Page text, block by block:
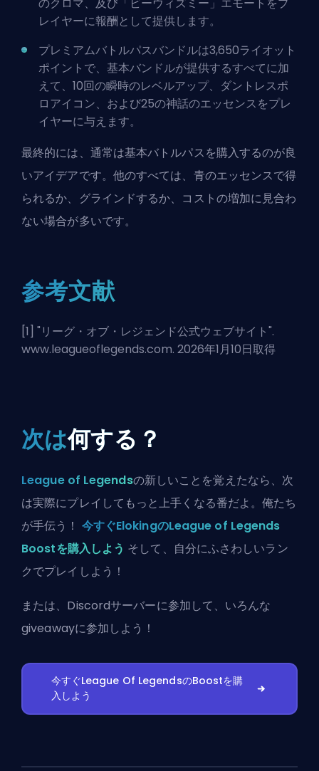
レイヤーに報酬として提供します。
プレミアムバトルパスバンドルは3,650ライオット
ポイントで、基本バンドルが提供するすべてに加
えて、10回の瞬時のレベルアップ、ダントレスポ
ロアイコン、および25の神話のエッセンスをプレ
イヤーに与えます。
最終的には、通常は基本バトルパスを購入するのが良
いアイデアです。他のすべては、青のエッセンスで得
られるか、グラインドするか、コストの増加に見合わ
ない場合が多いです。
参考文献
[1] "リーグ・オブ・レジェンド公式ウェブサイト".
www.leagueoflegends.com. 2026年1月10日取得
次は何する？
League of Legendsの新しいことを覚えたなら、次
は実際にプレイしてもっと上手くなる番だよ。俺たち
が手伝う！ 今すぐElokingのLeague of Legends
Boostを購入しよう そして、自分にふさわしいラン
クでプレイしよう！
または、 Discordサーバーに参加して、いろんな
giveawayに参加しよう！
今すぐLeague Of LegendsのBoostを購
入しよう